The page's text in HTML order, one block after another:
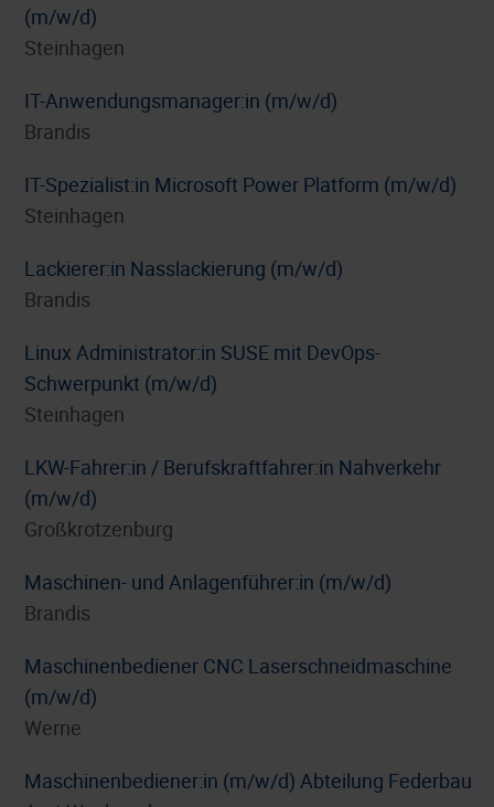
(m/w/d)
Steinhagen
IT-Anwendungsmanager:in (m/w/d)
Brandis
IT-Spezialist:in Microsoft Power Platform (m/w/d)
Steinhagen
Lackierer:in Nasslackierung (m/w/d)
Brandis
Linux Administrator:in SUSE mit DevOps-
Schwerpunkt (m/w/d)
Steinhagen
LKW-Fahrer:in / Berufskraftfahrer:in Nahverkehr
(m/w/d)
Großkrotzenburg
Maschinen- und Anlagenführer:in (m/w/d)
Brandis
Maschinenbediener CNC Laserschneidmaschine
(m/w/d)
Werne
Maschinenbediener:in (m/w/d) Abteilung Federbau